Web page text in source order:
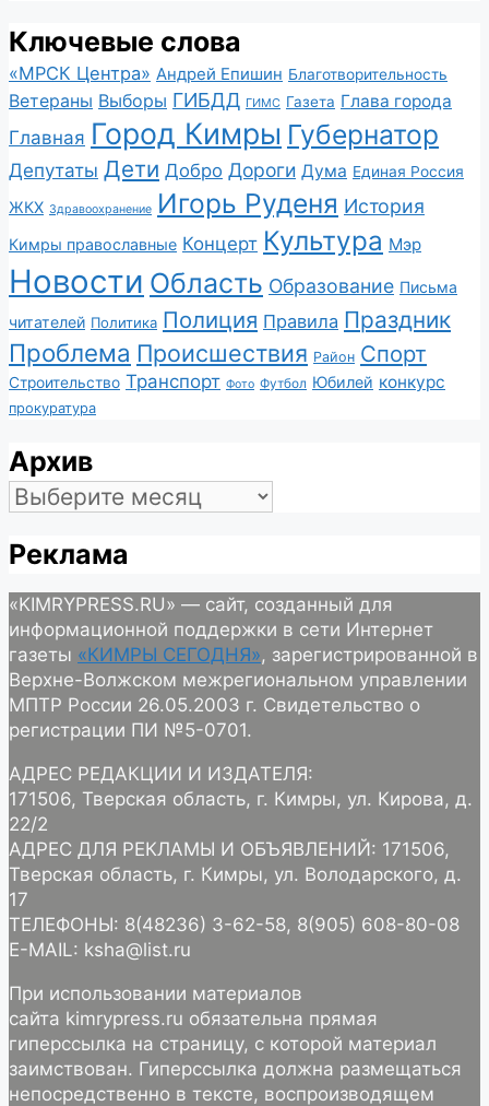
Ключевые слова
«МРСК Центра» Андрей Епишин Благотворительность
Ветераны Выборы ГИБДД ГИМС Газета Глава города
Главная Город Кимры Губернатор
Депутаты Дети Добро Дороги Дума Единая Россия
ЖКХ Здравоохранение Игорь Руденя История
Кимры православные Концерт Культура Мэр
Новости Область Образование Письма
читателей Политика Полиция Правила Праздник
Проблема Происшествия Район Спорт
Строительство Транспорт Фото Футбол Юбилей конкурс
прокуратура
Архив
Архив
Реклама
«KIMRYPRESS.RU» — сайт, созданный для
информационной поддержки в сети Интернет
газеты «КИМРЫ СЕГОДНЯ», зарегистрированной в
Верхне-Волжском межрегиональном управлении
МПТР России 26.05.2003 г. Свидетельство о
регистрации ПИ №5-0701.
АДРЕС РЕДАКЦИИ И ИЗДАТЕЛЯ:
171506, Тверская область, г. Кимры, ул. Кирова, д.
22/2
АДРЕС ДЛЯ РЕКЛАМЫ И ОБЪЯВЛЕНИЙ: 171506,
Тверская область, г. Кимры, ул. Володарского, д.
17
ТЕЛЕФОНЫ: 8(48236) 3-62-58, 8(905) 608-80-08
E-MAIL: ksha@list.ru
При использовании материалов
сайта kimrypress.ru обязательна прямая
гиперссылка на страницу, с которой материал
заимствован. Гиперссылка должна размещаться
непосредственно в тексте, воспроизводящем